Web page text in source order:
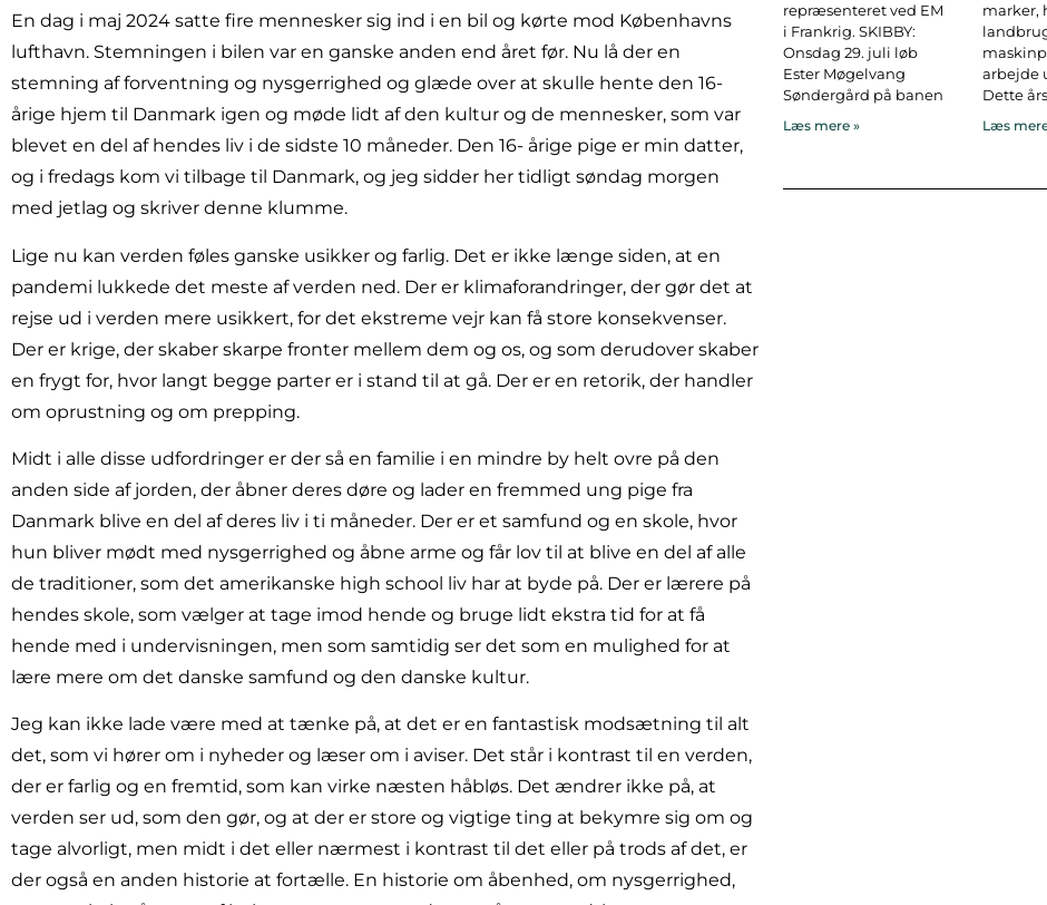
En dag i maj 2024 satte fire mennesker sig ind i en bil og kørte mod Københavns
lufthavn. Stemningen i bilen var en ganske anden end året før. Nu lå der en
stemning af forventning og nysgerrighed og glæde over at skulle hente den 16-
årige hjem til Danmark igen og møde lidt af den kultur og de mennesker, som var
blevet en del af hendes liv i de sidste 10 måneder. Den 16- årige pige er min datter,
og i fredags kom vi tilbage til Danmark, og jeg sidder her tidligt søndag morgen
med jetlag og skriver denne klumme.
Lige nu kan verden føles ganske usikker og farlig. Det er ikke længe siden, at en
pandemi lukkede det meste af verden ned. Der er klimaforandringer, der gør det at
rejse ud i verden mere usikkert, for det ekstreme vejr kan få store konsekvenser.
Der er krige, der skaber skarpe fronter mellem dem og os, og som derudover skaber
en frygt for, hvor langt begge parter er i stand til at gå. Der er en retorik, der handler
om oprustning og om prepping.
Midt i alle disse udfordringer er der så en familie i en mindre by helt ovre på den
anden side af jorden, der åbner deres døre og lader en fremmed ung pige fra
Danmark blive en del af deres liv i ti måneder. Der er et samfund og en skole, hvor
hun bliver mødt med nysgerrighed og åbne arme og får lov til at blive en del af alle
de traditioner, som det amerikanske high school liv har at byde på. Der er lærere på
hendes skole, som vælger at tage imod hende og bruge lidt ekstra tid for at få
hende med i undervisningen, men som samtidig ser det som en mulighed for at
lære mere om det danske samfund og den danske kultur.
Jeg kan ikke lade være med at tænke på, at det er en fantastisk modsætning til alt
det, som vi hører om i nyheder og læser om i aviser. Det står i kontrast til en verden,
der er farlig og en fremtid, som kan virke næsten håbløs. Det ændrer ikke på, at
verden ser ud, som den gør, og at der er store og vigtige ting at bekymre sig om og
tage alvorligt, men midt i det eller nærmest i kontrast til det eller på trods af det, er
der også en anden historie at fortælle. En historie om åbenhed, om nysgerrighed,
repræsenteret ved EM
i Frankrig. SKIBBY:
Onsdag 29. juli løb
Ester Møgelvang
Søndergård på banen
Læs mere »
marker,
arbejde
Dette
Læs